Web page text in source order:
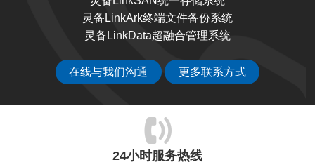
灵备LinkArk终端文件备份系统
灵备LinkData超融合管理系统
在线与我们沟通 更多联系方式
24小时服务热线